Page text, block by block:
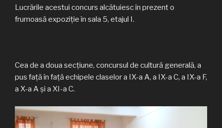
Lucrările acestui concurs alcătuiesc în prezent o
frumoasă expoziție în sala 5, etajul I.
Cea de a doua secțiune, concursul de cultură generală, a
pus față în față echipele claselor a IX-a A, a IX-a C, a IX-a F,
a X-a A și a XI-a C.